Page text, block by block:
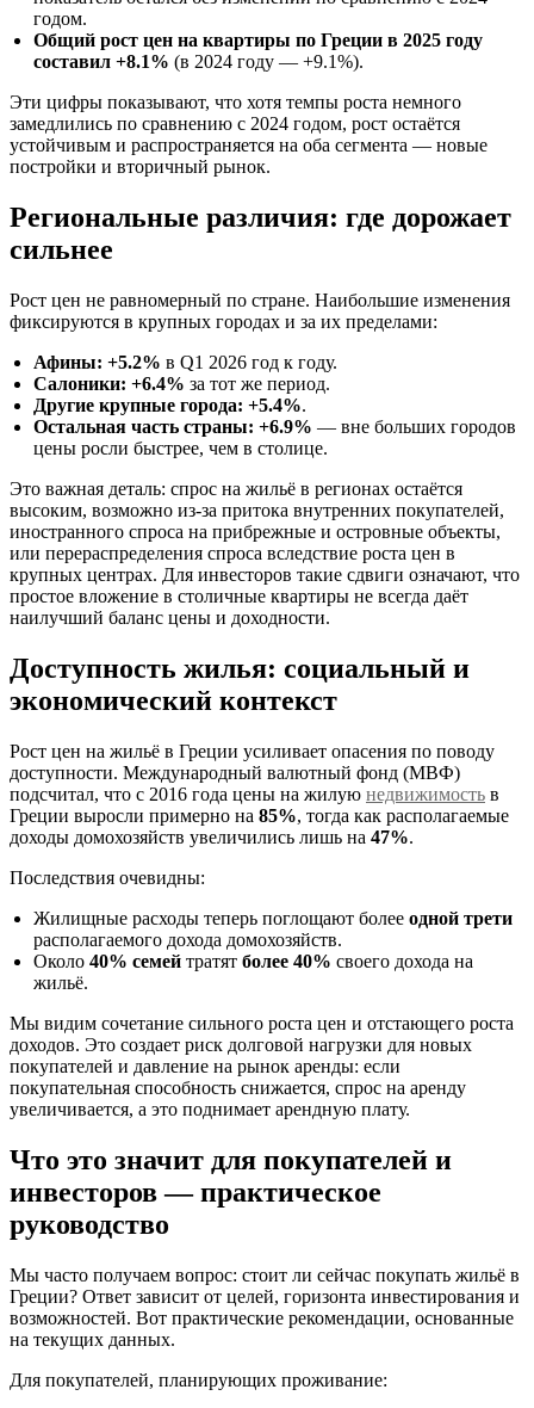
годом.
Общий рост цен на квартиры по Греции в 2025 году
составил +8.1% (в 2024 году — +9.1%).
Эти цифры показывают, что хотя темпы роста немного
замедлились по сравнению с 2024 годом, рост остаётся
устойчивым и распространяется на оба сегмента — новые
постройки и вторичный рынок.
Региональные различия: где дорожает
сильнее
Рост цен не равномерный по стране. Наибольшие изменения
фиксируются в крупных городах и за их пределами:
Афины: +5.2% в Q1 2026 год к году.
Салоники: +6.4% за тот же период.
Другие крупные города: +5.4%.
Остальная часть страны: +6.9% — вне больших городов
цены росли быстрее, чем в столице.
Это важная деталь: спрос на жильё в регионах остаётся
высоким, возможно из-за притока внутренних покупателей,
иностранного спроса на прибрежные и островные объекты,
или перераспределения спроса вследствие роста цен в
крупных центрах. Для инвесторов такие сдвиги означают, что
простое вложение в столичные квартиры не всегда даёт
наилучший баланс цены и доходности.
Доступность жилья: социальный и
экономический контекст
Рост цен на жильё в Греции усиливает опасения по поводу
доступности. Международный валютный фонд (МВФ)
подсчитал, что с 2016 года цены на жилую недвижимость в
Греции выросли примерно на 85%, тогда как располагаемые
доходы домохозяйств увеличились лишь на 47%.
Последствия очевидны:
Жилищные расходы теперь поглощают более одной трети
располагаемого дохода домохозяйств.
Около 40% семей тратят более 40% своего дохода на
жильё.
Мы видим сочетание сильного роста цен и отстающего роста
доходов. Это создает риск долговой нагрузки для новых
покупателей и давление на рынок аренды: если
покупательная способность снижается, спрос на аренду
увеличивается, а это поднимает арендную плату.
Что это значит для покупателей и
инвесторов — практическое
руководство
Мы часто получаем вопрос: стоит ли сейчас покупать жильё в
Греции? Ответ зависит от целей, горизонта инвестирования и
возможностей. Вот практические рекомендации, основанные
на текущих данных.
Для покупателей, планирующих проживание: